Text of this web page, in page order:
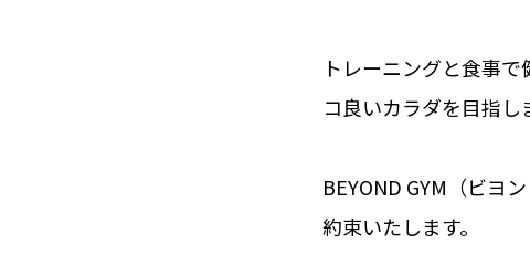
トレーニングと食事
コ良いカラダを目指し
BEYOND GYM（ビヨ
約束いたします。